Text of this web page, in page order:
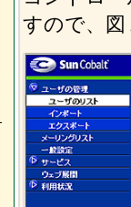
すので、